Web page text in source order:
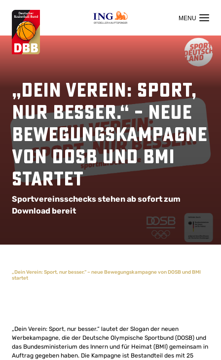
OFFIZIELLER HAUPTSPONSOR
„Dein Verein: Sport,
nur besser.“ – neue
Bewegungskampagne
von DOSB und BMI
startet
Sportvereinsschecks stehen ab sofort zum
Download bereit
„Dein Verein: Sport, nur besser.“ – neue Bewegungskampagne von DOSB und BMI
startet
„Dein Verein: Sport, nur besser.“ lautet der Slogan der neuen
Werbekampagne, die der Deutsche Olympische Sportbund (DOSB) und
das Bundesministerium des Innern und für Heimat (BMI) gemeinsam in
Auftrag gegeben haben. Die Kampagne ist Bestandteil des mit 25